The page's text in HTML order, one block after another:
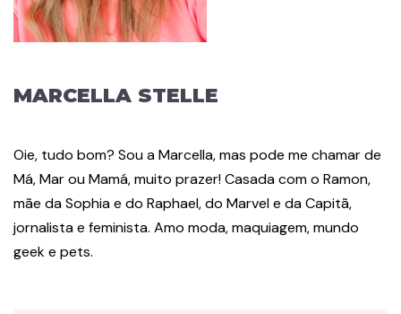
MARCELLA STELLE
Oie, tudo bom? Sou a Marcella, mas pode me chamar de
Má, Mar ou Mamá, muito prazer! Casada com o Ramon,
mãe da Sophia e do Raphael, do Marvel e da Capitã,
jornalista e feminista. Amo moda, maquiagem, mundo
geek e pets.